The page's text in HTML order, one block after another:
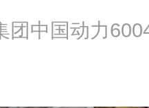
集团中国